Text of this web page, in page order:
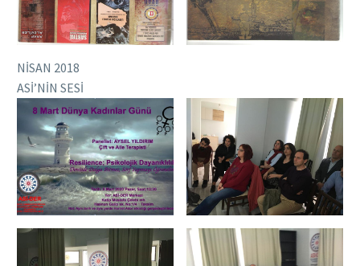
NİSAN 2018
ASİ’NİN SESİ